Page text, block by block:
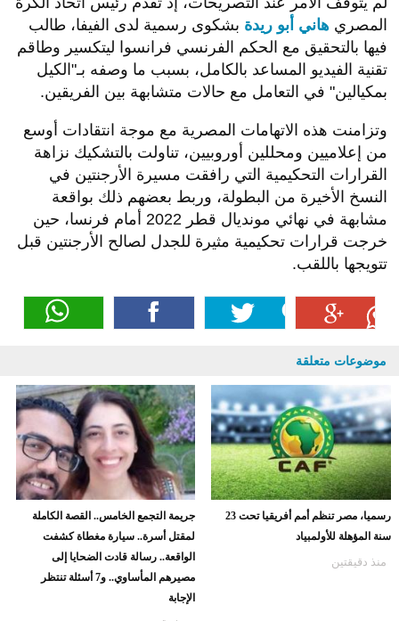
المصري هاني أبو ريدة بشكوى رسمية لدى الفيفا، طالب
فيها بالتحقيق مع الحكم الفرنسي فرانسوا ليتكسير وطاقم
تقنية الفيديو المساعد بالكامل، بسبب ما وصفه بـ"الكيل
بمكيالين" في التعامل مع حالات متشابهة بين الفريقين.
وتزامنت هذه الاتهامات المصرية مع موجة انتقادات أوسع
من إعلاميين ومحللين أوروبيين، تناولت بالتشكيك نزاهة
القرارات التحكيمية التي رافقت مسيرة الأرجنتين في
النسخ الأخيرة من البطولة، وربط بعضهم ذلك بواقعة
مشابهة في نهائي مونديال قطر 2022 أمام فرنسا، حين
خرجت قرارات تحكيمية مثيرة للجدل لصالح الأرجنتين قبل
تتويجها باللقب.
موضوعات متعلقة
رسميا، مصر تنظم أمم أفريقيا تحت 23
سنة المؤهلة للأولمبياد
منذ دقيقتين
جريمة التجمع الخامس.. القصة الكاملة
لمقتل أسرة.. سيارة مغطاة كشفت
الواقعة.. رسالة قادت الضحايا إلى
مصيرهم المأساوي.. و7 أسئلة تنتظر
الإجابة